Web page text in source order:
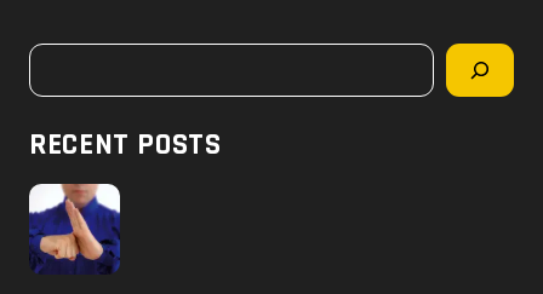
r
Rechercher
RECENT POSTS